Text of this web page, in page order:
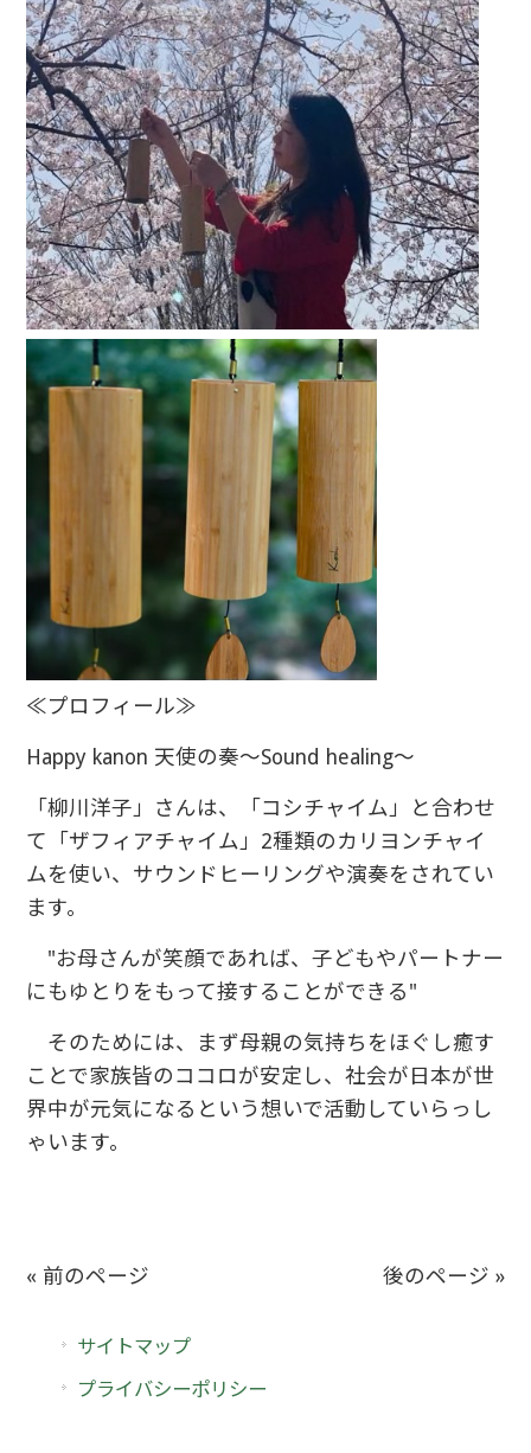
≪プロフィール≫
Happy kanon 天使の奏～Sound healing～
「柳川洋子」さんは、「コシチャイム」と合わせ
て「ザフィアチャイム」2種類のカリヨンチャイ
ムを使い、サウンドヒーリングや演奏をされてい
ます。
"お母さんが笑顔であれば、子どもやパートナー
にもゆとりをもって接することができる"
そのためには、まず母親の気持ちをほぐし癒す
ことで家族皆のココロが安定し、社会が日本が世
界中が元気になるという想いで活動していらっし
ゃいます。
« 前のページ 後のページ »
サイトマップ
プライバシーポリシー